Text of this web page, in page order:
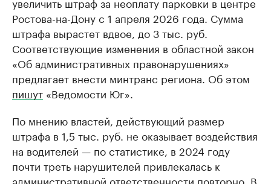
Ростова-на-Дону с 1 апреля 2026 года. Сумма
штрафа вырастет вдвое, до 3 тыс. руб.
Соответствующие изменения в областной закон
«Об административных правонарушениях»
предлагает внести минтранс региона. Об этом
пишут «Ведомости Юг».
По мнению властей, действующий размер
штрафа в 1,5 тыс. руб. не оказывает воздействия
на водителей — по статистике, в 2024 году
почти треть нарушителей привлекалась к
административной ответственности повторно. В